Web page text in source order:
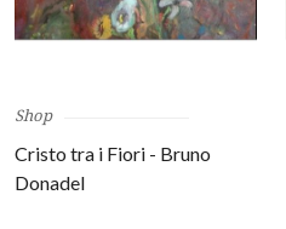
Shop
Cristo tra i Fiori - Bruno
Donadel